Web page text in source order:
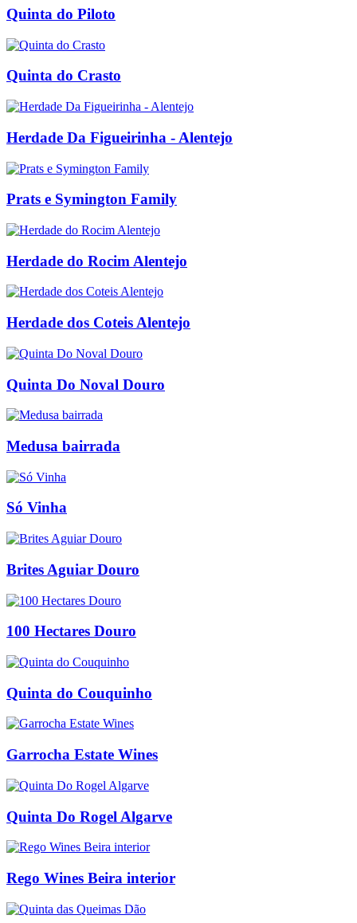
Quinta do Piloto
Quinta do Crasto
Herdade Da Figueirinha - Alentejo
Prats e Symington Family
Herdade do Rocim Alentejo
Herdade dos Coteis Alentejo
Quinta Do Noval Douro
Medusa bairrada
Só Vinha
Brites Aguiar Douro
100 Hectares Douro
Quinta do Couquinho
Garrocha Estate Wines
Quinta Do Rogel Algarve
Rego Wines Beira interior